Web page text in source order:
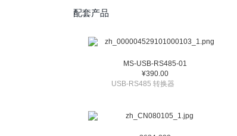
配套产品
MS-USB-RS485-01
¥390.00
USB-RS485 转换器